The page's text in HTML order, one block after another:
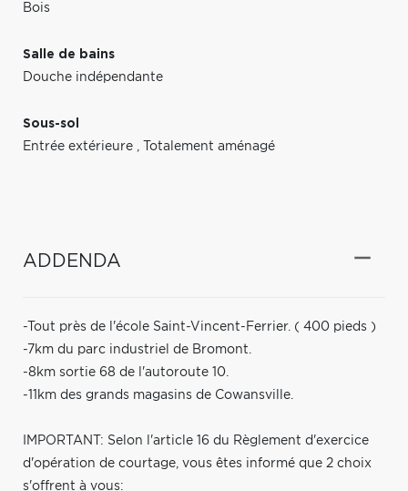
Bois
Salle de bains
Douche indépendante
Sous-sol
Entrée extérieure , Totalement aménagé
ADDENDA
-Tout près de l'école Saint-Vincent-Ferrier. ( 400 pieds )
-7km du parc industriel de Bromont.
-8km sortie 68 de l'autoroute 10.
-11km des grands magasins de Cowansville.
IMPORTANT: Selon l'article 16 du Règlement d'exercice
d'opération de courtage, vous êtes informé que 2 choix
s'offrent à vous: